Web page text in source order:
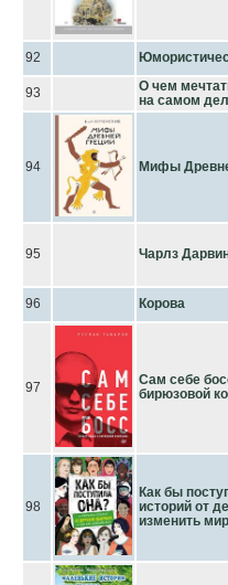
92
93
О чем
на самом
94 Мифы
95 Чарлз
96 Корова
97
Сам себе
бирюзовой
98
Как бы
историй от
изменить мир